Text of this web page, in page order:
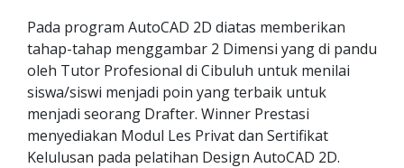
Pada program AutoCAD 2D diatas memberikan
tahap-tahap menggambar 2 Dimensi yang di pandu
oleh Tutor Profesional di Cibuluh untuk menilai
siswa/siswi menjadi poin yang terbaik untuk
menjadi seorang Drafter. Winner Prestasi
menyediakan Modul Les Privat dan Sertifikat
Kelulusan pada pelatihan Design AutoCAD 2D.